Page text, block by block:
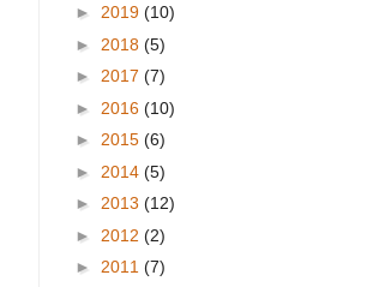
► 2019 (10)
► 2018 (5)
► 2017 (7)
► 2016 (10)
► 2015 (6)
► 2014 (5)
► 2013 (12)
► 2012 (2)
► 2011 (7)